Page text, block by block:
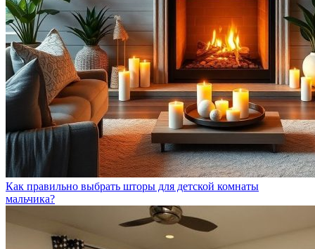
Как правильно выбрать шторы для детской комнаты
мальчика?